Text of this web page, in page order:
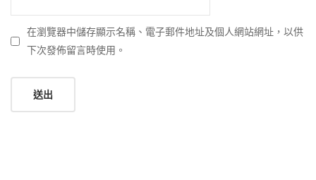
在瀏覽器中儲存顯示名稱、電子郵件地址及個人網站網址，以供
下次發佈留言時使用。